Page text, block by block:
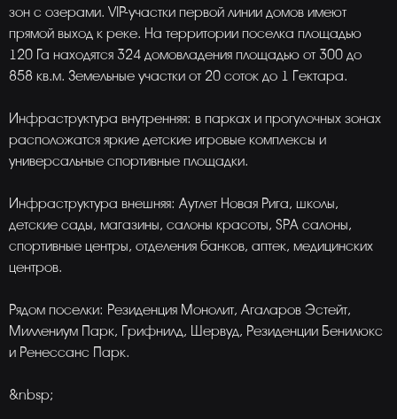
зон с озерами. VIP-участки первой линии домов имеют
прямой выход к реке. На территории поселка площадью
120 Га находятся 324 домовладения площадью от 300 до
858 кв.м. Земельные участки от 20 соток до 1 Гектара.
Инфраструктура внутренняя: в парках и прогулочных зонах
расположатся яркие детские игровые комплексы и
универсальные спортивные площадки.
Инфраструктура внешняя: Аутлет Новая Рига, школы,
детские сады, магазины, салоны красоты, SPA салоны,
спортивные центры, отделения банков, аптек, медицинских
центров.
Рядом поселки: Резиденция Монолит, Агаларов Эстейт,
Миллениум Парк, Грифнилд, Шервуд, Резиденции Бенилюкс
и Ренессанс Парк.
&nbsp;